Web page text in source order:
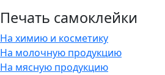
Печать самоклейки
На химию и косметику
На молочную продукцию
На мясную продукцию